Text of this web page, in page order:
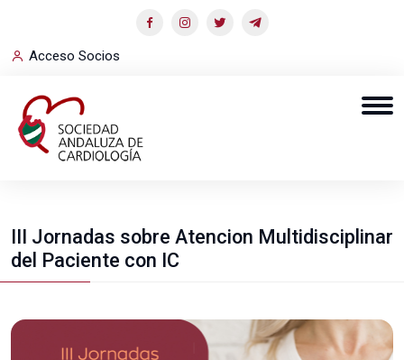
Acceso Socios
III Jornadas sobre Atencion Multidisciplinar
del Paciente con IC